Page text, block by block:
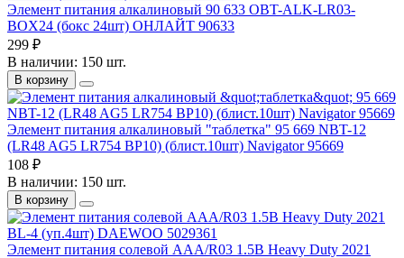
Элемент питания алкалиновый 90 633 OBT-ALK-LR03-
BOX24 (бокс 24шт) ОНЛАЙТ 90633
299 ₽
В наличии: 150 шт.
В корзину
Элемент питания алкалиновый "таблетка" 95 669 NBT-12
(LR48 AG5 LR754 BP10) (блист.10шт) Navigator 95669
108 ₽
В наличии: 150 шт.
В корзину
Элемент питания солевой AAA/R03 1.5В Heavy Duty 2021